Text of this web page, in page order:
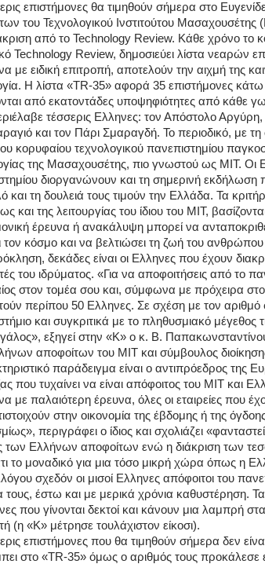
επιστήμονες θα τιμηθούν σήμερα στο
του Τεχνολογικού Ινστιτούτου Mασαχουσέτης
από το Technology Review. Κάθε χρόνο το
Technology Review, δημοσιεύει λίστα νεαρών
με ειδική επιτροπή, αποτελούν την αιχμή της
Η λίστα «TR-35» αφορά 35 επιστήμονες κάτω
από εκατοντάδες υποψηφιότητες από κάθε
τέσσερις Ελληνες: τον Απόστολο
και τον Πάρι Σμαραγδή. Το περιοδικό, με τη
κορυφαίου τεχνολογικού πανεπιστημίου
της Mασαχουσέτης, πιο γνωστού ως ΜΙΤ. Οι
διοργανώνουν και τη σημερινή εκδήλωση
και τη δουλειά τους τιμούν την Ελλάδα. Τα
και της λειτουργίας του ίδιου του ΜΙΤ,
έρευνα ή ανακάλυψη μπορεί να
τον κόσμο και να βελτιώσει τη ζωή του
δεκάδες είναι οι Ελληνες που έχουν
του ιδρύματος. «Για να αποφοιτήσεις από το
στον τομέα σου και, σύμφωνα με πρόχειρα
περίπου 50 Ελληνες. Σε σχέση με τον αριθμό
και συγκριτικά με το πληθυσμιακό
εξηγεί στην «Κ» ο κ. Β.
αποφοίτων του ΜΙΤ και σύμβουλος
παράδειγμα είναι ο αντιπρόεδρος της
που τυχαίνει να είναι απόφοιτος του ΜΙΤ και
με παλαιότερη έρευνα, όλες οι εταιρείες που
στην οικονομία της έβδομης ή της
περιγράφει ο ίδιος και σχολιάζει
των Ελλήνων αποφοίτων ενώ η διάκριση των
το μοναδικό για μια τόσο μικρή χώρα όπως η
σχεδόν οι μισοί Ελληνες απόφοιτοι του
τους, έστω και με μερικά χρόνια καθυστέρηση.
που γίνονται δεκτοί και κάνουν μια λαμπρή
(η «Κ» μέτρησε τουλάχιστον είκοσι).
επιστήμονες που θα τιμηθούν σήμερα δεν
στο «TR-35» όμως ο αριθμός τους προκάλεσε